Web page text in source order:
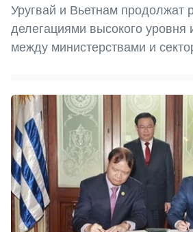
Уругвай и Вьетнам продолжат
делегациями высокого уровня
между министерствами и